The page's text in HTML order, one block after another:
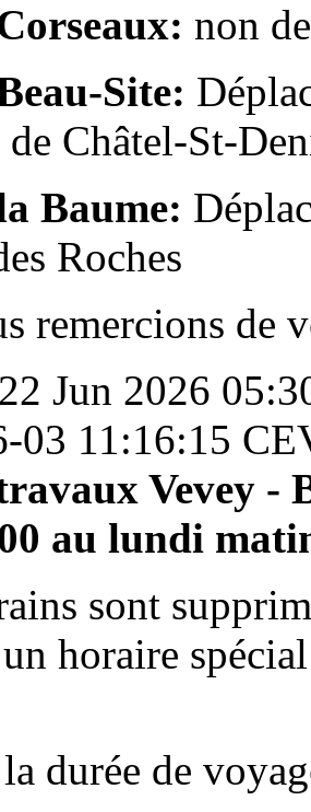
non
Site:
Châtel-St-
Baume:
Roches
remercions de
Jun 2026
03 11:16:15
Vevey
au lundi
sont
horaire
durée de